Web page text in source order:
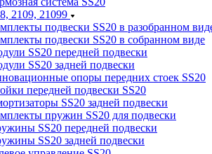
2109, 21099
подвески SS20 в разобранном
подвески SS20 в собранном виде
SS20 передней подвески
SS20 задней подвески
опоры передних стоек SS20
передней подвески SS20
SS20 задней подвески
пружин SS20 для подвески
SS20 передней подвески
SS20 задней подвески